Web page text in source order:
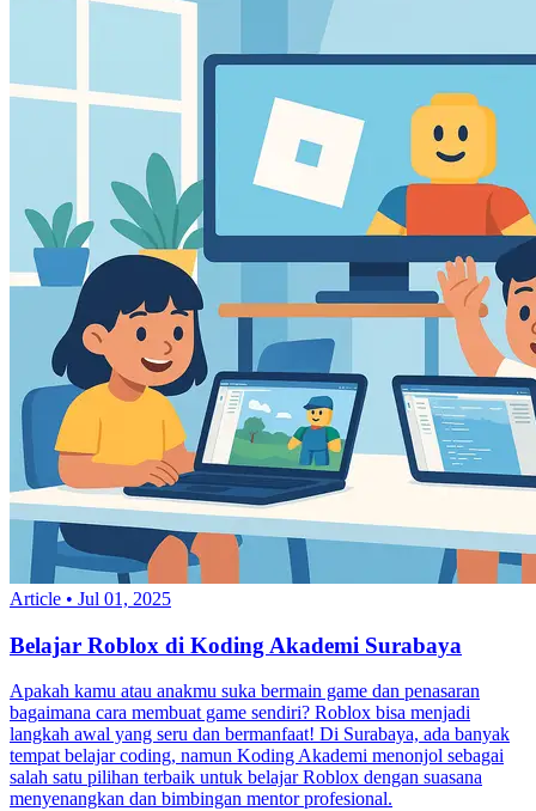
Article • Jul 01, 2025
Belajar Roblox di Koding Akademi Surabaya
Apakah kamu atau anakmu suka bermain game dan penasaran
bagaimana cara membuat game sendiri? Roblox bisa menjadi
langkah awal yang seru dan bermanfaat! Di Surabaya, ada banyak
tempat belajar coding, namun Koding Akademi menonjol sebagai
salah satu pilihan terbaik untuk belajar Roblox dengan suasana
menyenangkan dan bimbingan mentor profesional.